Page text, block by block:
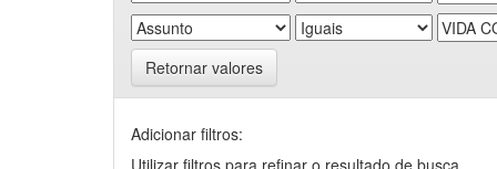
Retornar valores
Adicionar filtros:
Utilizar filtros para refinar o resultado de busca.